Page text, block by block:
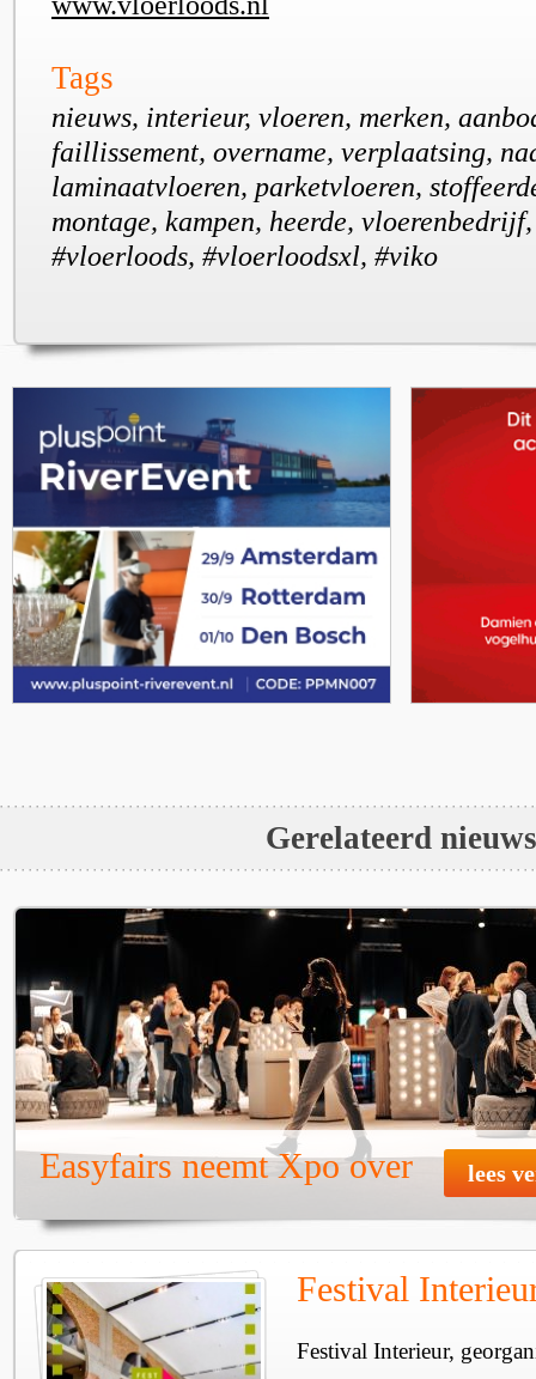
Tags
nieuws, interieur, vloeren, merken,
faillissement, overname, verplaatsing,
laminaatvloeren, parketvloeren,
montage, kampen, heerde,
#vloerloods, #vloerloodsxl, #viko
Gerelateerd nieuws
Easyfairs neemt Xpo over lees
Festival
Festival Interieur,